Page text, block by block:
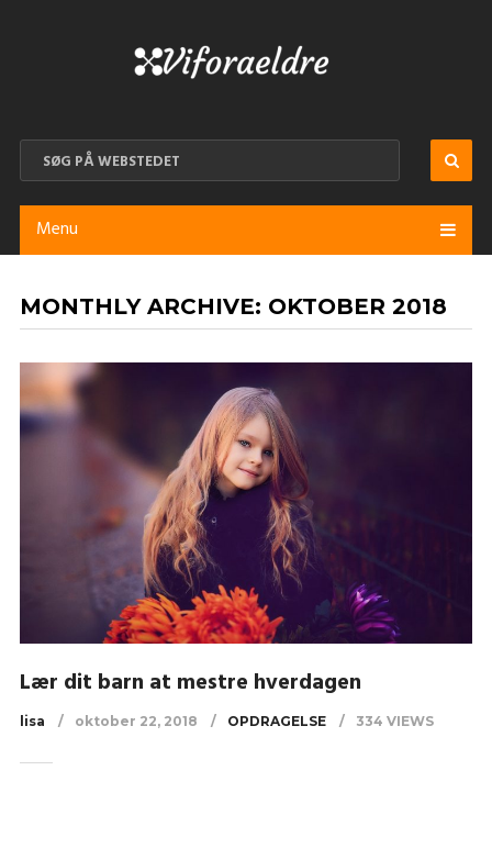
Menu
MONTHLY ARCHIVE: OKTOBER 2018
Lær dit barn at mestre hverdagen
lisa oktober 22, 2018 OPDRAGELSE 334 VIEWS